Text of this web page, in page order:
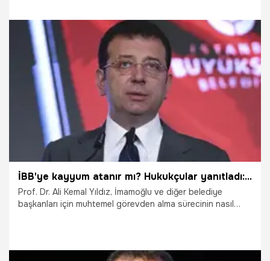
hesaplarımı herkes inceleyebilir gerekirse kamuoyuna
açarım" dedi.
20.03.2025 Gündem
İBB'ye kayyum atanır mı? Hukukçular yanıtladı: Kuvvetle muhtemel
Prof. Dr. Ali Kemal Yıldız, İmamoğlu ve diğer belediye
başkanları için muhtemel görevden alma sürecinin nasıl